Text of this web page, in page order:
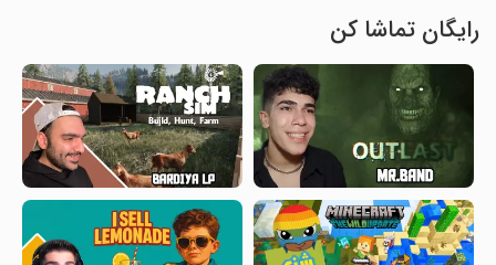
رایگان تماشا کن